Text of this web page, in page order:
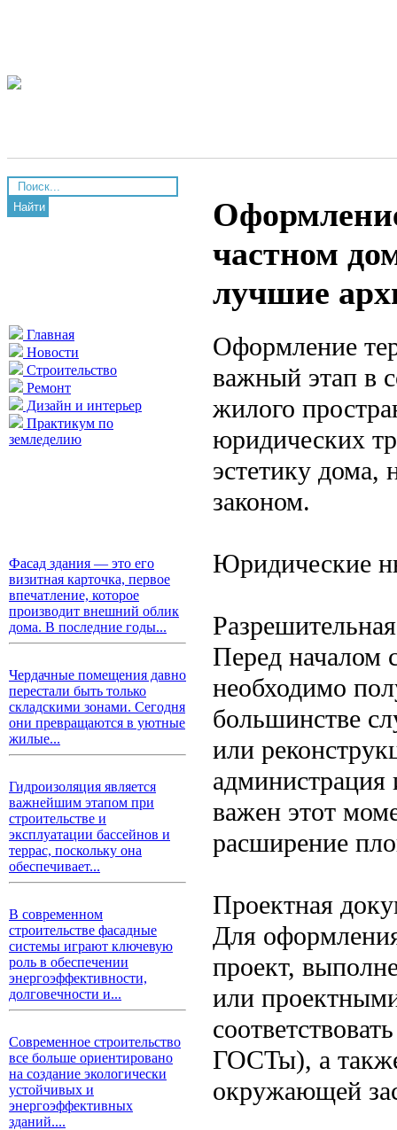
Найти
Главная
Новости
Строительство
Ремонт
Дизайн и интерьер
Практикум по
земледелию
Фасад здания — это его
визитная карточка, первое
впечатление, которое
производит внешний облик
дома. В последние годы...
Чердачные помещения давно
перестали быть только
складскими зонами. Сегодня
они превращаются в уютные
жилые...
Гидроизоляция является
важнейшим этапом при
строительстве и
эксплуатации бассейнов и
террас, поскольку она
обеспечивает...
В современном
строительстве фасадные
системы играют ключевую
роль в обеспечении
энергоэффективности,
долговечности и...
Современное строительство
все больше ориентировано
на создание экологически
устойчивых и
энергоэффективных
зданий....
частном
лучшие
Оформление
важный этап в
жилого
юридических
эстетику дома,
законом.
Юридические
Перед началом
необходимо
большинстве
или
важен этот
расширение
Проектная
Для
проект,
или
ГОСТы), а
окружающей